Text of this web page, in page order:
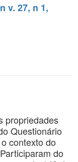
v. 27, n 1,
propriedades
Questionário
contexto do
do